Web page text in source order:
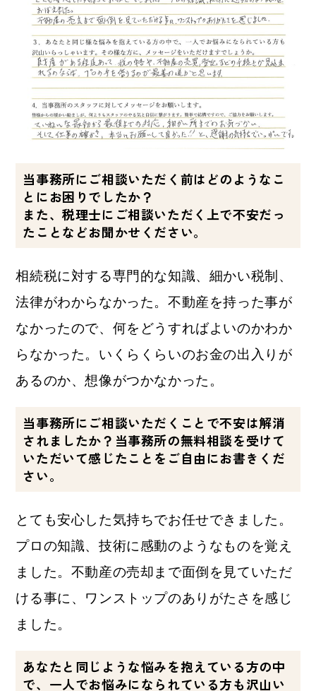
当事務所にご相談いただく前はどのようなこ
とにお困りでしたか？
また、税理士にご相談いただく上で不安だっ
たことなどお聞かせください。
相続税に対する専門的な知識、細かい税制、
法律がわからなかった。不動産を持った事が
なかったので、何をどうすればよいのかわか
らなかった。いくらくらいのお金の出入りが
あるのか、想像がつかなかった。
当事務所にご相談いただくことで不安は解消
されましたか？当事務所の無料相談を受けて
いただいて感じたことをご自由にお書きくだ
さい。
とても安心した気持ちでお任せできました。
プロの知識、技術に感動のようなものを覚え
ました。不動産の売却まで面倒を見ていただ
ける事に、ワンストップのありがたさを感じ
ました。
あなたと同じような悩みを抱えている方の中
で、一人でお悩みになられている方も沢山い